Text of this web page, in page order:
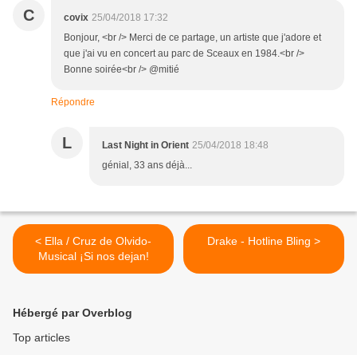
C covix 25/04/2018 17:32
Bonjour, <br /> Merci de ce partage, un artiste que j'adore et
que j'ai vu en concert au parc de Sceaux en 1984.<br />
Bonne soirée<br /> @mitié
Répondre
L Last Night in Orient 25/04/2018 18:48
génial, 33 ans déjà...
< Ella / Cruz de Olvido-
Musical ¡Si nos dejan!
Drake - Hotline Bling >
Hébergé par Overblog
Top articles